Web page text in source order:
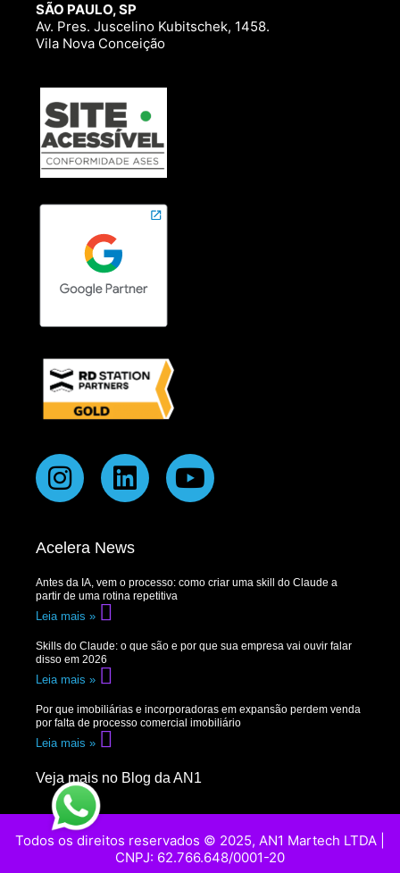
SÃO PAULO, SP
Av. Pres. Juscelino Kubitschek, 1458.
Vila Nova Conceição
Acelera News
Antes da IA, vem o processo: como criar uma skill do Claude a
partir de uma rotina repetitiva
Leia mais »
Skills do Claude: o que são e por que sua empresa vai ouvir falar
disso em 2026
Leia mais »
Por que imobiliárias e incorporadoras em expansão perdem venda
por falta de processo comercial imobiliário
Leia mais »
Veja mais no Blog da AN1
Todos os direitos reservados © 2025, AN1 Martech LTDA |
CNPJ: 62.766.648/0001-20